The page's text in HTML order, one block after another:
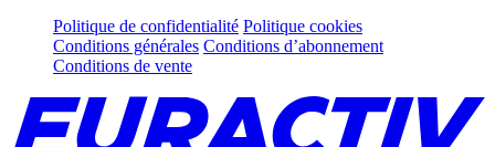
Politique de confidentialité Politique cookies
Conditions générales Conditions d’abonnement
Conditions de vente